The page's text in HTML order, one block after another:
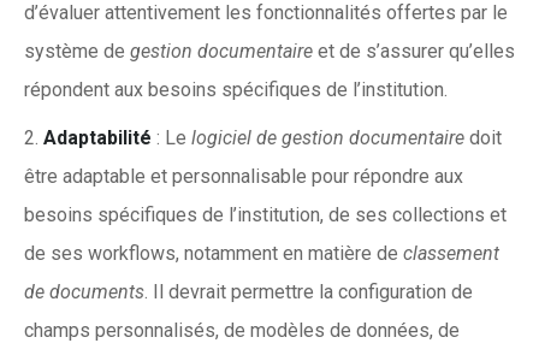
d’évaluer attentivement les fonctionnalités offertes par le
système de gestion documentaire et de s’assurer qu’elles
répondent aux besoins spécifiques de l’institution.
Adaptabilité : Le logiciel de gestion documentaire doit
être adaptable et personnalisable pour répondre aux
besoins spécifiques de l’institution, de ses collections et
de ses workflows, notamment en matière de classement
de documents. Il devrait permettre la configuration de
champs personnalisés, de modèles de données, de